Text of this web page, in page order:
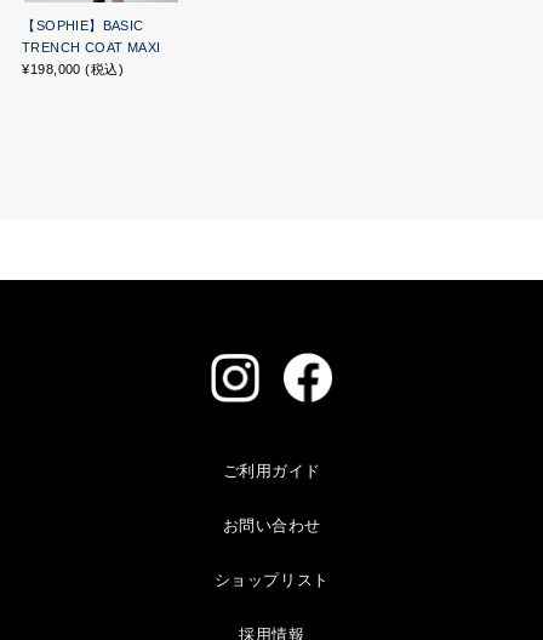
【SOPHIE】BASIC
TRENCH COAT MAXI
¥198,000 (税込)
ご利用ガイド
お問い合わせ
ショップリスト
採用情報